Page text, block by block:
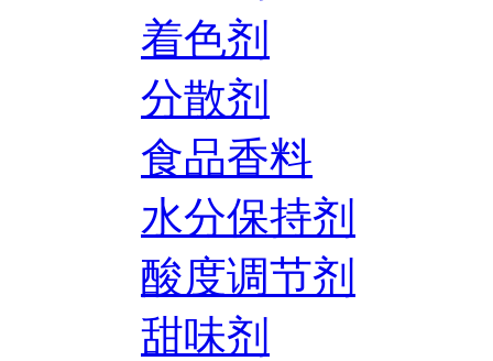
着色剂
分散剂
食品香料
水分保持剂
酸度调节剂
甜味剂